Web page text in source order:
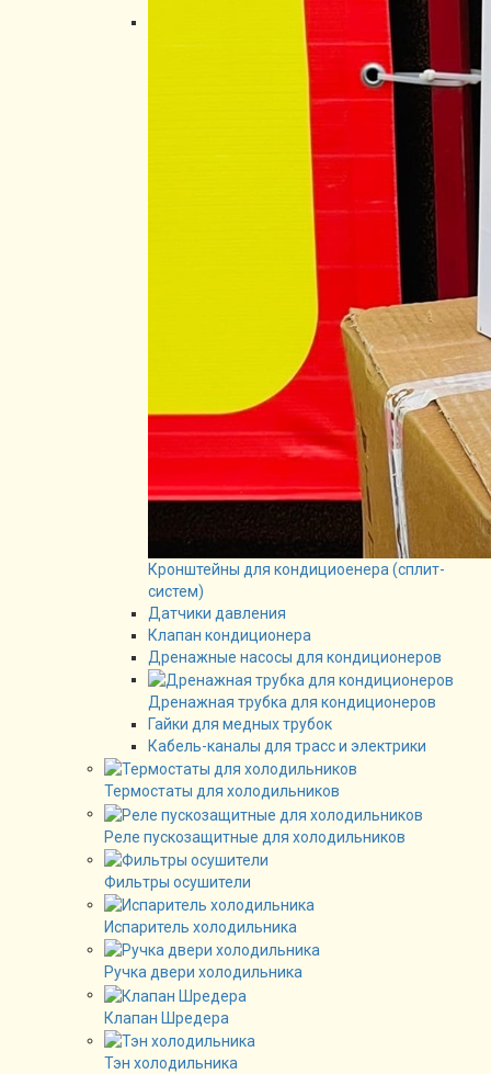
Кронштейны для кондициоенера (сплит-
систем)
Датчики давления
Клапан кондиционера
Дренажные насосы для кондиционеров
Дренажная трубка для кондиционеров
Гайки для медных трубок
Кабель-каналы для трасс и электрики
Термостаты для холодильников
Реле пускозащитные для холодильников
Фильтры осушители
Испаритель холодильника
Ручка двери холодильника
Клапан Шредера
Тэн холодильника